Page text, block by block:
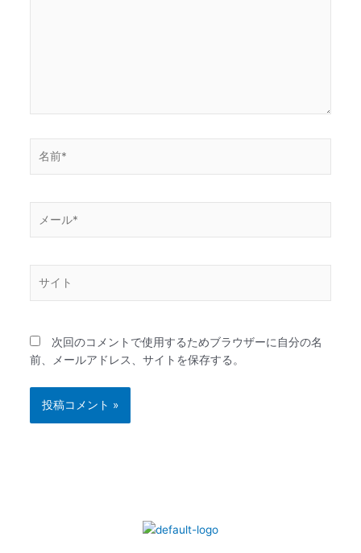
ー
*
次回のコメントで使用するためブラウザーに自分の名
前、メールアドレス、サイトを保存する。